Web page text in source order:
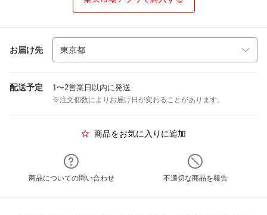
お届け先
配送予定 1〜2営業日以内に発送
※注文個数によりお届け日が変わることがあります。
商品をお気に入りに追加
商品についての問い合わせ 不適切な商品を報告